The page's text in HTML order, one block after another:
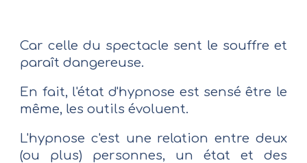
Car celle du spectacle sent le souffre et
paraît dangereuse.
En fait, l'état d'hypnose est sensé être le
même, les outils évoluent.
L'hypnose c'est une relation entre deux
(ou plus) personnes, un état et des